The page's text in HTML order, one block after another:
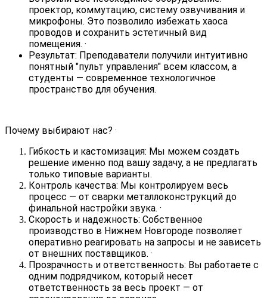
проектор, коммутацию, систему озвучивания и
микрофоны. Это позволило избежать хаоса
проводов и сохранить эстетичный вид
помещения. ·
Результат: Преподаватели получили интуитивно
понятный "пульт управления" всем классом, а
студенты — современное технологичное
пространство для обучения.
Почему выбирают нас? ·
Гибкость и кастомизация: Мы можем создать
решение именно под вашу задачу, а не предлагать
только типовые варианты.
Контроль качества: Мы контролируем весь
процесс — от сварки металлоконструкций до
финальной настройки звука. ·
Скорость и надежность: Собственное
производство в Нижнем Новгороде позволяет
оперативно реагировать на запросы и не зависеть
от внешних поставщиков. ·
Прозрачность и ответственность: Вы работаете с
одним подрядчиком, который несет
ответственность за весь проект — от